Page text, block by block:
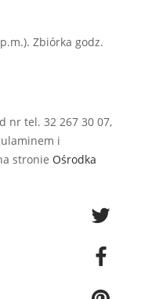
Zbiórka godz.
nr tel. 32 267 30 07,
i
stronie Ośrodka